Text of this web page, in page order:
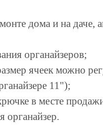
дома и на даче,
органайзеров;
ячеек можно
11");
в месте
органайзер.